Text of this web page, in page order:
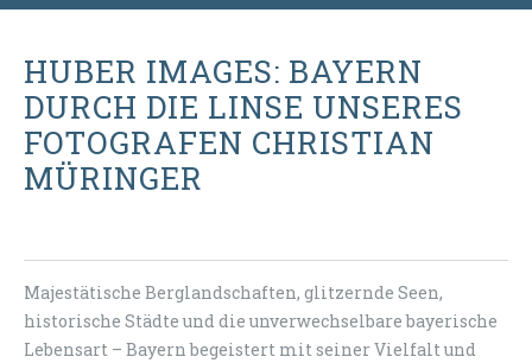
HUBER IMAGES: BAYERN
DURCH DIE LINSE UNSERES
FOTOGRAFEN CHRISTIAN
MÜRINGER
Majestätische Berglandschaften, glitzernde Seen,
historische Städte und die unverwechselbare bayerische
Lebensart – Bayern begeistert mit seiner Vielfalt und